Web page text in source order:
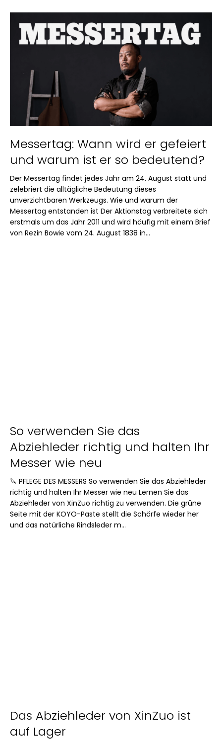
L
t
i
k
e
l
Messertag: Wann wird er gefeiert
und warum ist er so bedeutend?
Der Messertag findet jedes Jahr am 24. August statt und
zelebriert die alltägliche Bedeutung dieses
unverzichtbaren Werkzeugs. Wie und warum der
Messertag entstanden ist Der Aktionstag verbreitete sich
erstmals um das Jahr 2011 und wird häufig mit einem Brief
von Rezin Bowie vom 24. August 1838 in...
So verwenden Sie das
Abziehleder richtig und halten Ihr
Messer wie neu
🔪 PFLEGE DES MESSERS So verwenden Sie das Abziehleder
richtig und halten Ihr Messer wie neu Lernen Sie das
Abziehleder von XinZuo richtig zu verwenden. Die grüne
Seite mit der KOYO-Paste stellt die Schärfe wieder her
und das natürliche Rindsleder m...
Das Abziehleder von XinZuo ist
auf Lager